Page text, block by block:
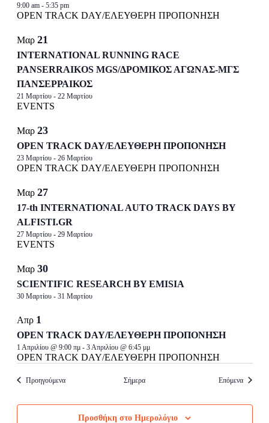
9:00 am - 5:35 pm
OPEN TRACK DAY/ΕΛΕΥΘΕΡΗ ΠΡΟΠΟΝΗΣΗ
Μαρ 21
INTERNATIONAL RUNNING RACE
PANSERRAIKOS MGS/ΔΡΟΜΙΚΟΣ ΑΓΩΝΑΣ-ΜΓΣ
ΠΑΝΣΕΡΡΑΙΚΟΣ
21 Μαρτίου- 22 Μαρτίου
EVENTS
Μαρ 23
OPEN TRACK DAY/ΕΛΕΥΘΕΡΗ ΠΡΟΠΟΝΗΣΗ
23 Μαρτίου- 26 Μαρτίου
OPEN TRACK DAY/ΕΛΕΥΘΕΡΗ ΠΡΟΠΟΝΗΣΗ
Μαρ 27
17-th INTERNATIONAL AUTO TRACK DAYS BY
ALFISTI.GR
27 Μαρτίου- 29 Μαρτίου
EVENTS
Μαρ 30
SCIENTIFIC RESEARCH BY EMISIA
30 Μαρτίου- 31 Μαρτίου
Απρ 1
OPEN TRACK DAY/ΕΛΕΥΘΕΡΗ ΠΡΟΠΟΝΗΣΗ
1 Απριλίου @ 9:00 πμ- 3 Απριλίου @ 6:45 μμ
OPEN TRACK DAY/ΕΛΕΥΘΕΡΗ ΠΡΟΠΟΝΗΣΗ
ΠροηγούμεναEvents Σήμερα ΕπόμεναEvents
Προσθήκη στο Ημερολόγιο